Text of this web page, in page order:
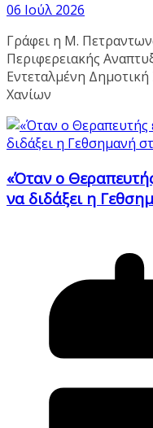
06 Ιούλ 2026
Γράφει η Μ.
Περιφερειακής
Εντεταλμένη
Χανίων
«Όταν ο
να διδάξει η